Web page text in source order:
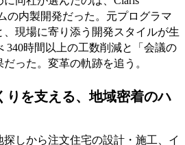
の内製開発だった。元プログラマ
現場に寄り添う開発スタイルが生
340時間以上の工数削減と「会議の
った。変革の軌跡を追う。
りを支える、地域密着のハ
探しから注文住宅の設計・施工、イ